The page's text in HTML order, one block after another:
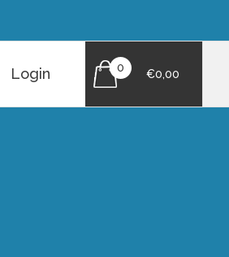
Login 0 €0,00